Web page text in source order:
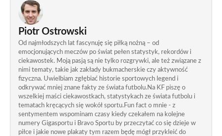
Piotr Ostrowski
Od najmłodszych lat fascynuję się piłką nożną – od
emocjonujących meczów po świat pełen statystyk, rekordów i
ciekawostek. Moją pasją są nie tylko rozgrywki, ale też związane z
nimi tematy, takie jak zakłady bukmacherskie czy aktywność
fizyczna. Uwielbiam zgłębiać historie sportowych legend i
odkrywać mniej znane fakty ze świata futbolu.Na KF piszę o
wszelkiej maści ciekawostkach, statystykach ze świata futbolu i
tematach kręcących się wokół sportu.Fun fact o mnie - z
sentymentem wspominam czasy kiedy czekałem na kolejne
numery Gigasportu i Bravo Sportu by przeczytać co się dzieje w
piłce i jakie nowe plakaty tym razem będę mógł przykleić do